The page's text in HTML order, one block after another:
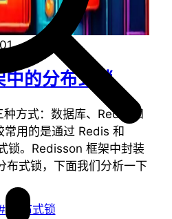
的分布式锁
方式：数据库、Redis 和
用的是通过 Redis 和
锁。Redisson 框架中封装
布式锁，下面我们分析一下
分布式锁